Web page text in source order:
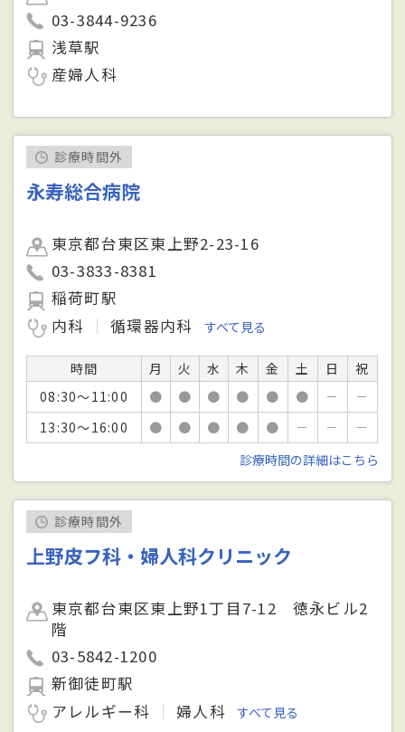
03-3844-9236
浅草駅
産婦人科
診療時間外
永寿総合病院
東京都台東区東上野2-23-16
03-3833-8381
稲荷町駅
内科
循環器内科 すべて見る
時間 月 火 水 木 金 土 日
祝
08:30～11:00
● ● ● ● ● ● －
－
13:30～16:00
● ● ● ● ● － －
－
診療時間の詳細はこちら
診療時間外
上野皮フ科・婦人科クリニック
東京都台東区東上野1丁目7-12 徳永ビル2
階
03-5842-1200
新御徒町駅
アレルギー科
婦人科 すべて見る